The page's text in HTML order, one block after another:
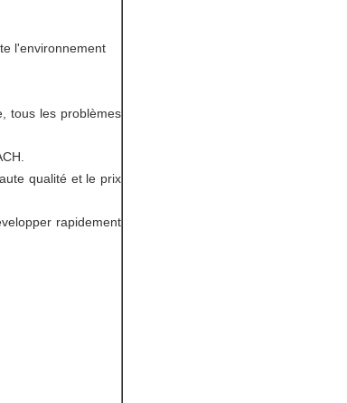
l'environnement
tous les problèmes
qualité et le prix
rapidement